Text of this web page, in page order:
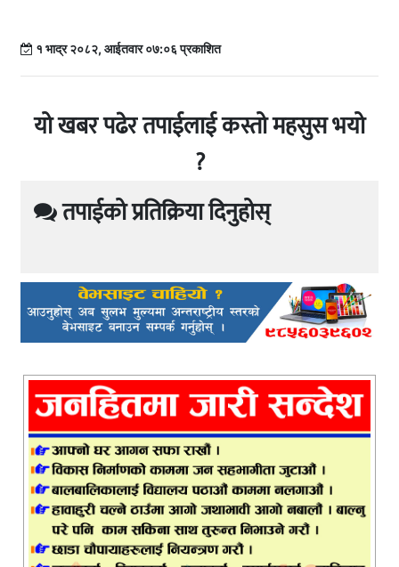
१ भाद्र २०८२, आईतवार ०७:०६ प्रकाशित
यो खबर पढेर तपाईलाई कस्तो महसुस भयो
?
तपाईको प्रतिक्रिया दिनुहोस्